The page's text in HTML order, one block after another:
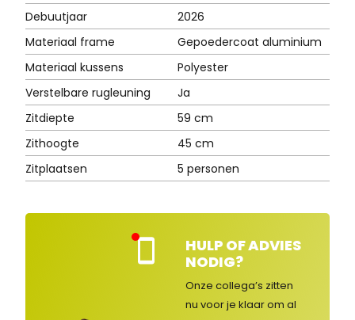
Debuutjaar
2026
Materiaal frame
Gepoedercoat aluminium
Materiaal kussens
Polyester
Verstelbare rugleuning
Ja
Zitdiepte
59 cm
Zithoogte
45 cm
Zitplaatsen
5 personen
nte
HULP OF ADVIES
NODIG?
Onze collega’s zitten
nu voor je klaar om al